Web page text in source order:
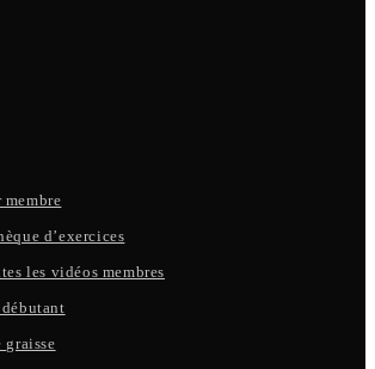
d’exercices
les vidéos membres
graisse